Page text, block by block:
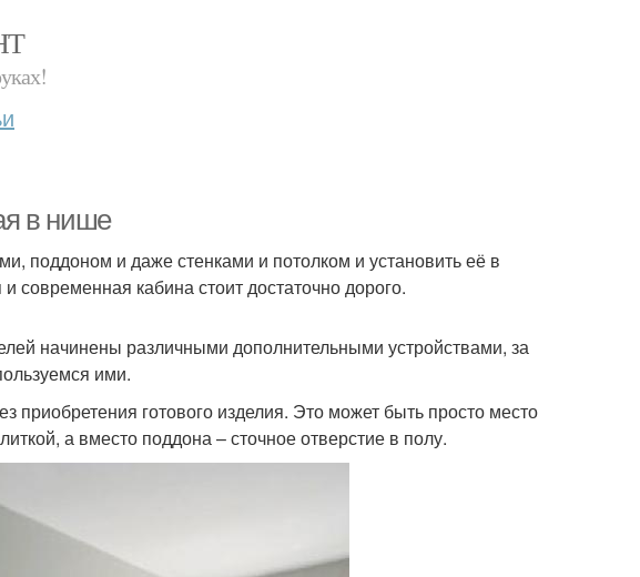
в нише
поддоном и даже стенками и потолком и установить её в
кабина стоит достаточно дорого.
начинены различными дополнительными устройствами, за
ими.
готового изделия. Это может быть просто место
а вместо поддона – сточное отверстие в полу.